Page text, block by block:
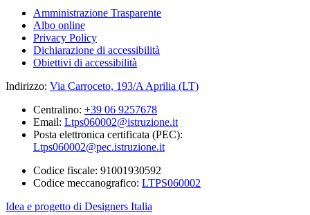
Amministrazione Trasparente
Albo online
Privacy Policy
Dichiarazione di accessibilità
Obiettivi di accessibilità
Indirizzo: Via Carroceto, 193/A Aprilia (LT)
Centralino: +39 06 9257678
Email: Ltps060002@istruzione.it
Posta elettronica certificata (PEC):
Ltps060002@pec.istruzione.it
Codice fiscale: 91001930592
Codice meccanografico: LTPS060002
Idea e progetto di Designers Italia